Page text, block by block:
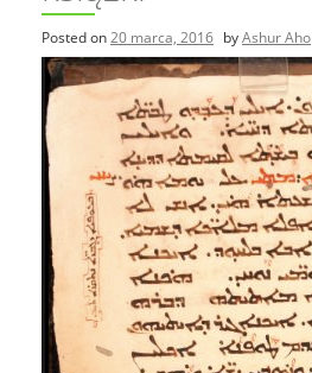
Posted on20 marca, 2016 byAshur Aho